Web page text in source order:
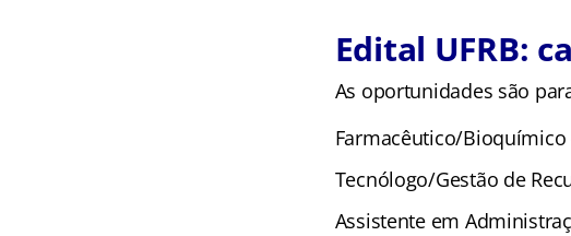
Edital UFRB:
As oportunidades são
Farmacêutico/Bioquímico
Tecnólogo/Gestão de
Assistente em